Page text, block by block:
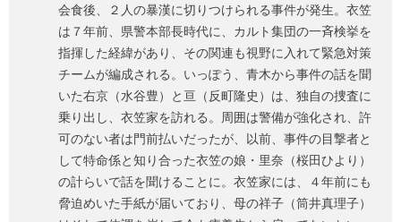
会食後、２人の暴漢に切りつけられる事件が発生。衣笠
は７年前、県警本部長時代に、カルト集団の一斉検挙を
指揮した経緯があり、その関連も視野に入れて緊急対策
チームが編成される。いっぽう、青木から事件の話を聞
いた右京（水谷豊）と亘（反町隆史）は、独自の捜査に
乗り出し、衣笠家を訪れる。周囲は警備が強化され、許
可のない者は門前払いだったが、以前、事件の目撃者と
して特命係と知り合った衣笠の娘・里奈（桜田ひより）
の計らいで話を聞けることに。衣笠家には、４年前にも
脅迫めいた手紙が届いており、母の祥子（筒井真理子）